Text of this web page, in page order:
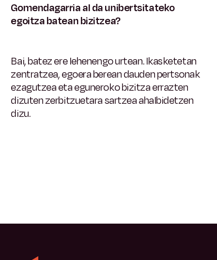
Gomendagarria al da unibertsitateko
egoitza batean bizitzea?
Bai, batez ere lehenengo urtean. Ikasketetan
zentratzea, egoera berean dauden pertsonak
ezagutzea eta eguneroko bizitza errazten
dizuten zerbitzuetara sartzea ahalbidetzen
dizu.